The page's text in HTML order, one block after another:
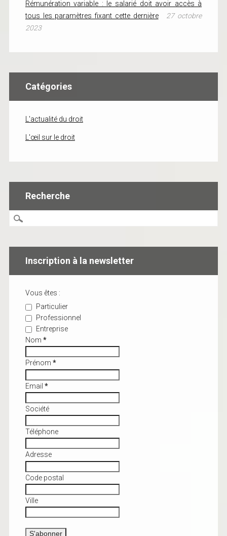
Rémunération variable : le salarié doit avoir accès à
tous les paramètres fixant cette dernière
27 octobre
2023
Catégories
L'actualité du droit
L'œil sur le droit
Recherche
Inscription à la newsletter
Vous êtes :
Particulier
Professionnel
Entreprise
Nom *
Prénom *
Email *
Société
Téléphone
Adresse
Code postal
Ville